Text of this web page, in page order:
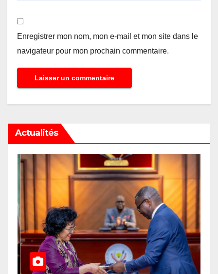
Enregistrer mon nom, mon e-mail et mon site dans le
navigateur pour mon prochain commentaire.
Actualités